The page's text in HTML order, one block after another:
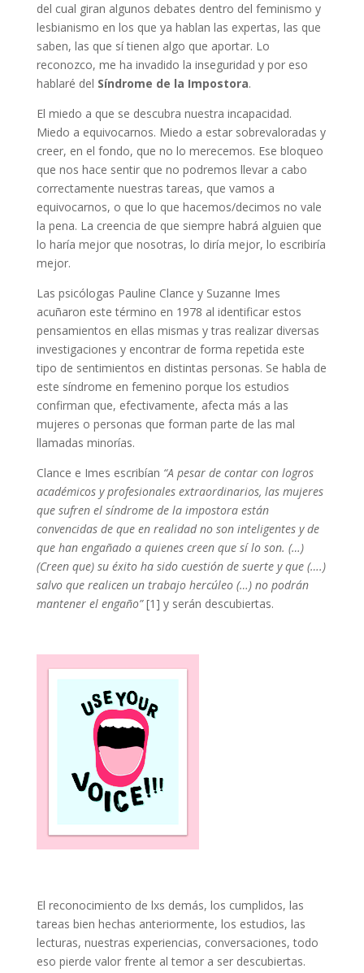
del cual giran algunos debates dentro del feminismo y
lesbianismo en los que ya hablan las expertas, las que
saben, las que sí tienen algo que aportar. Lo
reconozco, me ha invadido la inseguridad y por eso
hablaré del Síndrome de la Impostora.
El miedo a que se descubra nuestra incapacidad.
Miedo a equivocarnos. Miedo a estar sobrevaloradas y
creer, en el fondo, que no lo merecemos. Ese bloqueo
que nos hace sentir que no podremos llevar a cabo
correctamente nuestras tareas, que vamos a
equivocarnos, o que lo que hacemos/decimos no vale
la pena. La creencia de que siempre habrá alguien que
lo haría mejor que nosotras, lo diría mejor, lo escribiría
mejor.
Las psicólogas Pauline Clance y Suzanne Imes
acuñaron este término en 1978 al identificar estos
pensamientos en ellas mismas y tras realizar diversas
investigaciones y encontrar de forma repetida este
tipo de sentimientos en distintas personas. Se habla de
este síndrome en femenino porque los estudios
confirman que, efectivamente, afecta más a las
mujeres o personas que forman parte de las mal
llamadas minorías.
Clance e Imes escribían “A pesar de contar con logros
académicos y profesionales extraordinarios, las mujeres
que sufren el síndrome de la impostora están
convencidas de que en realidad no son inteligentes y de
que han engañado a quienes creen que sí lo son. (…)
(Creen que) su éxito ha sido cuestión de suerte y que (….)
salvo que realicen un trabajo hercúleo (…) no podrán
mantener el engaño”[1] y serán descubiertas.
El reconocimiento de lxs demás, los cumplidos, las
tareas bien hechas anteriormente, los estudios, las
lecturas, nuestras experiencias, conversaciones, todo
eso pierde valor frente al temor a ser descubiertas.